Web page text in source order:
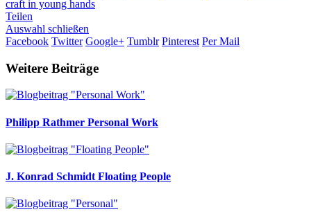
craft in young hands
Teilen
Auswahl schließen
Facebook Twitter Google+ Tumblr Pinterest Per Mail
Weitere Beiträge
Philipp Rathmer Personal Work
J. Konrad Schmidt Floating People